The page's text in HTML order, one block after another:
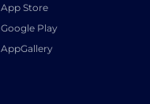
App Store
Google Play
AppGallery